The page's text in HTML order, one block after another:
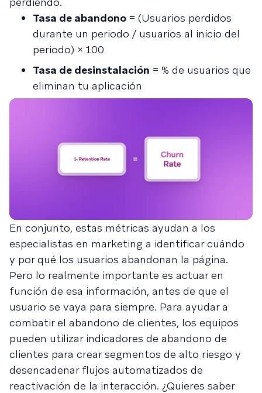
Tasa de abandono = (Usuarios perdidos
durante un periodo / usuarios al inicio del
periodo) × 100
Tasa de desinstalación = % de usuarios que
eliminan tu aplicación
En conjunto, estas métricas ayudan a los
especialistas en marketing a identificar cuándo
y por qué los usuarios abandonan la página.
Pero lo realmente importante es actuar en
función de esa información, antes de que el
usuario se vaya para siempre. Para ayudar a
combatir el abandono de clientes, los equipos
pueden utilizar indicadores de abandono de
clientes para crear segmentos de alto riesgo y
desencadenar flujos automatizados de
reactivación de la interacción. ¿Quieres saber